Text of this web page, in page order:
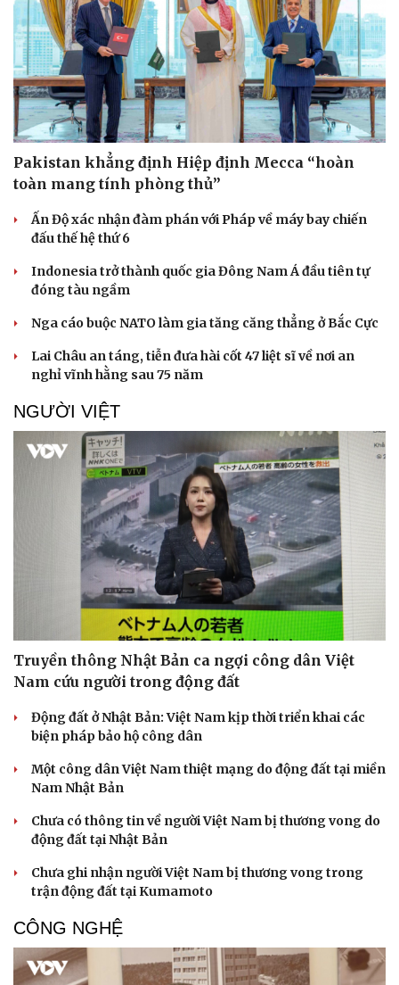
Pakistan khẳng định Hiệp định Mecca “hoàn
toàn mang tính phòng thủ”
Ấn Độ xác nhận đàm phán với Pháp về máy bay chiến
đấu thế hệ thứ 6
Indonesia trở thành quốc gia Đông Nam Á đầu tiên tự
đóng tàu ngầm
Nga cáo buộc NATO làm gia tăng căng thẳng ở Bắc Cực
Lai Châu an táng, tiễn đưa hài cốt 47 liệt sĩ về nơi an
nghỉ vĩnh hằng sau 75 năm
NGƯỜI VIỆT
Truyền thông Nhật Bản ca ngợi công dân Việt
Nam cứu người trong động đất
Động đất ở Nhật Bản: Việt Nam kịp thời triển khai các
biện pháp bảo hộ công dân
Một công dân Việt Nam thiệt mạng do động đất tại miền
Nam Nhật Bản
Chưa có thông tin về người Việt Nam bị thương vong do
động đất tại Nhật Bản
Chưa ghi nhận người Việt Nam bị thương vong trong
trận động đất tại Kumamoto
CÔNG NGHỆ